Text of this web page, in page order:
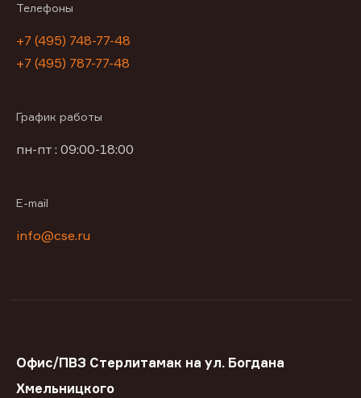
Телефоны
+7 (495) 748-77-48
+7 (495) 787-77-48
График работы
пн-пт : 09:00-18:00
E-mail
info@cse.ru
Офис/ПВЗ Стерлитамак на ул. Богдана
Хмельницкого